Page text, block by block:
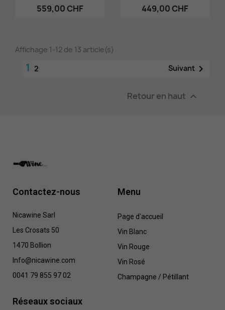
559,00 CHF 449,00 CHF
Affichage 1-12 de 13 article(s)
1 2 Suivant 
Retour en haut 
Contactez-nous
Nicawine Sarl
Les Crosats 50
1470 Bollion
Info@nicawine.com
0041 79 855 97 02
Menu
Page d'accueil
Vin Blanc
Vin Rouge
Vin Rosé
Champagne / Pétillant
Réseaux sociaux